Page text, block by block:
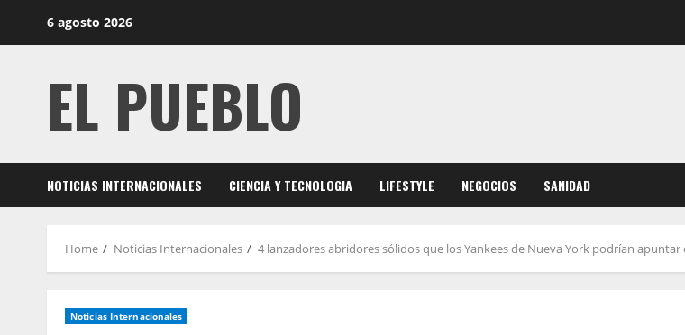
6 agosto 2026
EL PUEBLO
NOTICIAS INTERNACIONALES CIENCIA Y TECNOLOGIA LIFESTYLE NEGOCIOS SANIDAD
Home Noticias Internacionales 4 lanzadores abridores sólidos que los Yankees de Nueva York podrían apuntar
Noticias Internacionales